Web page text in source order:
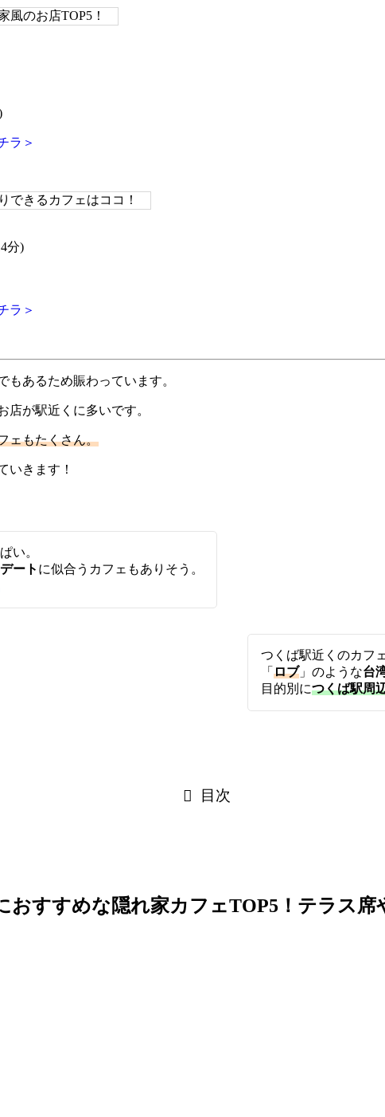
風のお店TOP5！
ラ＞
できるカフェはココ！
分)
ラ＞
もあるため賑わっています。
が駅近くに多いです。
ェもたくさん。
いきます！
い。
デート に似合うカフェもありそう。
つくば駅近くのカフ
「 ロブ」のような台
目的別につくば駅周
目次
すすめな隠れ家カフェTOP5！テラス席